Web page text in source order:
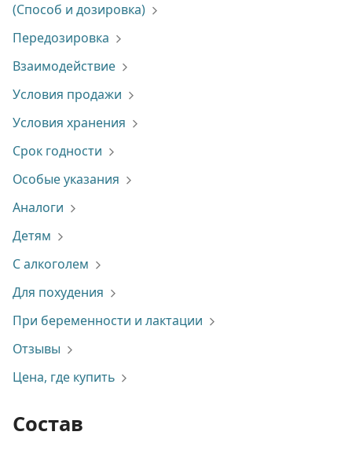
(Способ и дозировка)
Передозировка
Взаимодействие
Условия продажи
Условия хранения
Срок годности
Особые указания
Аналоги
Детям
С алкоголем
Для похудения
При беременности и лактации
Отзывы
Цена, где купить
Состав